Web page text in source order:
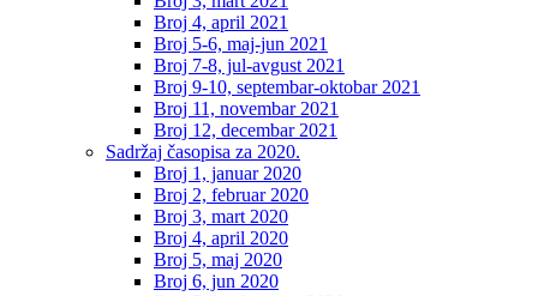
Broj 4, april 2021
Broj 5-6, maj-jun 2021
Broj 7-8, jul-avgust 2021
Broj 9-10, septembar-oktobar 2021
Broj 11, novembar 2021
Broj 12, decembar 2021
Sadržaj časopisa za 2020.
Broj 1, januar 2020
Broj 2, februar 2020
Broj 3, mart 2020
Broj 4, april 2020
Broj 5, maj 2020
Broj 6, jun 2020